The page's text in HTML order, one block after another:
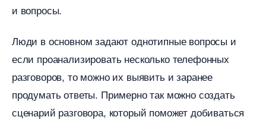
и вопросы.
Люди в основном задают однотипные вопросы и
если проанализировать несколько телефонных
разговоров, то можно их выявить и заранее
продумать ответы. Примерно так можно создать
сценарий разговора, который поможет добиваться